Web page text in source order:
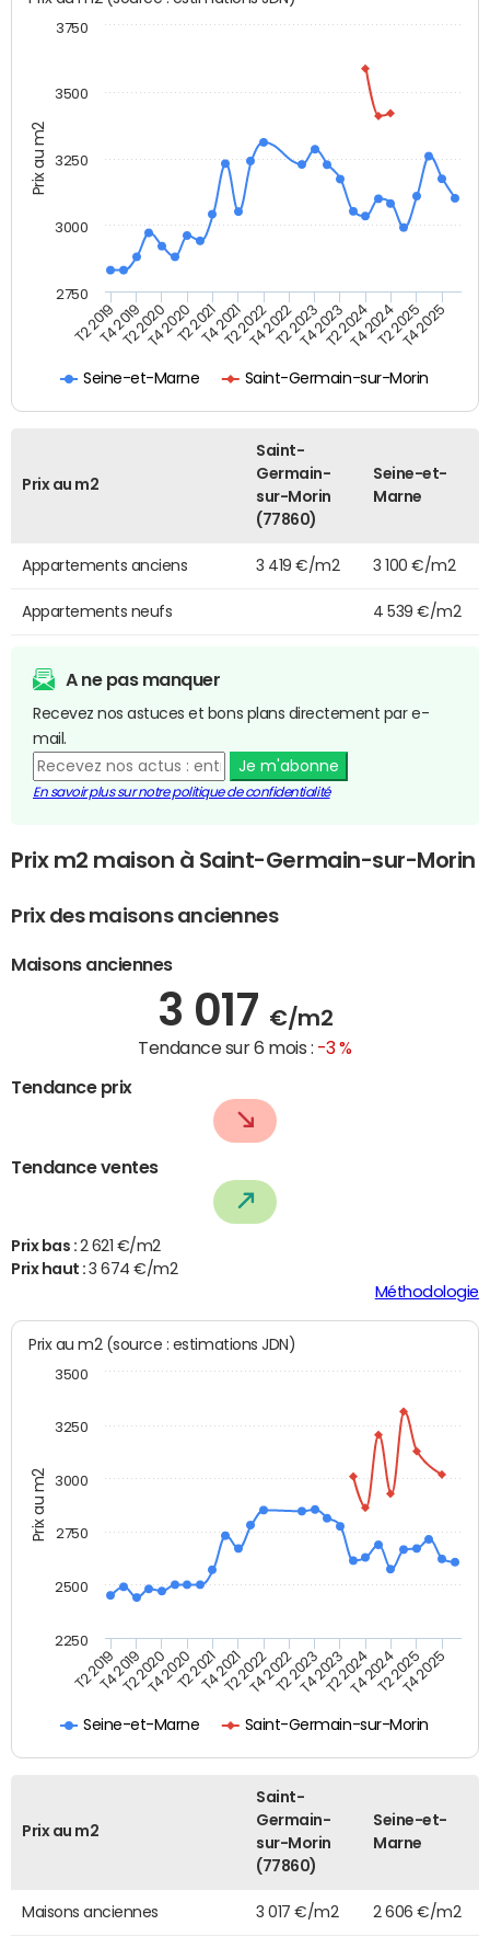
Prix au m2
Seine-et-Marne Saint-Germain-sur-Morin
T2 2019T4 2019T2 2020T4 2020T2 2021T4 2021T2 2022T4 2022T2 2023T4 2023T2 2024T4 2024T2 2025T4 2025
3000
2750
3250
3500
3750
Prix au m2
Saint-
Germain-
sur-Morin
(77860)
Seine-et-
Marne
Appartements anciens 3 419 €/m2 3 100 €/m2
Appartements neufs 4 539 €/m2
A ne pas manquer
Recevez nos astuces et bons plans directement par e-
mail.
Je m'abonne
En savoir plus sur notre politique de confidentialité
Prix m2 maison à Saint-Germain-sur-Morin
Prix des maisons anciennes
Maisons anciennes
3 017 €/m2
Tendance sur 6 mois : -3 %
Tendance prix
Tendance ventes
Prix bas : 2 621 €/m2
Prix haut :3 674 €/m2
Méthodologie
Prix au m2
Prix au m2 (source : estimations JDN)
Seine-et-Marne Saint-Germain-sur-Morin
T2 2019T4 2019T2 2020T4 2020T2 2021T4 2021T2 2022T4 2022T2 2023T4 2023T2 2024T4 2024T2 2025T4 2025
2250
2500
2750
3000
3250
3500
Prix au m2
Saint-
Germain-
sur-Morin
(77860)
Seine-et-
Marne
Maisons anciennes 3 017 €/m2 2 606 €/m2